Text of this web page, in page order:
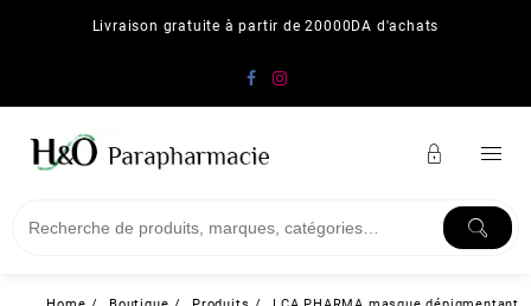
Livraison gratuite à partir de 20000DA d'achats